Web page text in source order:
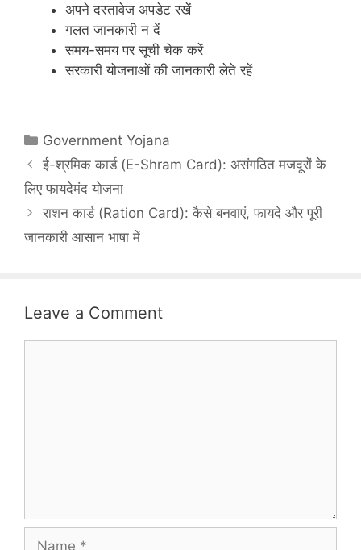
अपने दस्तावेज अपडेट रखें
गलत जानकारी न दें
समय-समय पर सूची चेक करें
सरकारी योजनाओं की जानकारी लेते रहें
Categories
Government Yojana
ई-श्रमिक कार्ड (E-Shram Card): असंगठित मजदूरों के
लिए फायदेमंद योजना
राशन कार्ड (Ration Card): कैसे बनवाएं, फायदे और पूरी
जानकारी आसान भाषा में
Leave a Comment
Name